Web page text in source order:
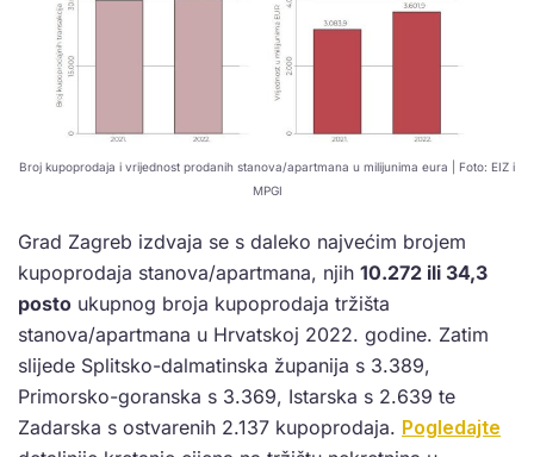
Broj kupoprodaja i vrijednost prodanih stanova/apartmana u milijunima eura | Foto: EIZ i
MPGI
Grad Zagreb izdvaja se s daleko najvećim brojem
kupoprodaja stanova/apartmana, njih 10.272 ili 34,3
posto ukupnog broja kupoprodaja tržišta
stanova/apartmana u Hrvatskoj 2022. godine. Zatim
slijede Splitsko-dalmatinska županija s 3.389,
Primorsko-goranska s 3.369, Istarska s 2.639 te
Zadarska s ostvarenih 2.137 kupoprodaja. Pogledajte